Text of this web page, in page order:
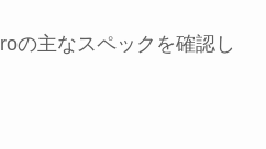
の主なスペックを確認し